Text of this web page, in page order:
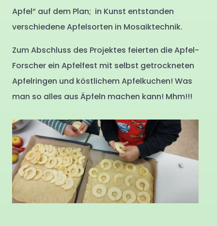
Apfel“ auf dem Plan; in Kunst entstanden
verschiedene Apfelsorten in Mosaiktechnik.
Zum Abschluss des Projektes feierten die Apfel-
Forscher ein Apfelfest mit selbst getrockneten
Apfelringen und köstlichem Apfelkuchen! Was
man so alles aus Äpfeln machen kann! Mhm!!!